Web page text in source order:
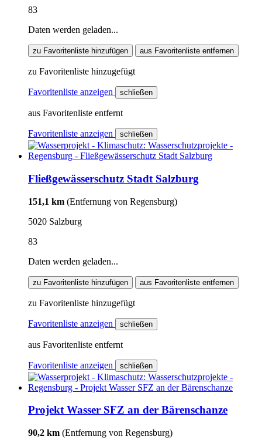
83
Daten werden geladen...
zu Favoritenliste hinzufügen aus Favoritenliste entfernen
zu Favoritenliste hinzugefügt
Favoritenliste anzeigen schließen
aus Favoritenliste entfernt
Favoritenliste anzeigen schließen
Fließgewässerschutz Stadt Salzburg
151,1 km (Entfernung von Regensburg)
5020 Salzburg
83
Daten werden geladen...
zu Favoritenliste hinzufügen aus Favoritenliste entfernen
zu Favoritenliste hinzugefügt
Favoritenliste anzeigen schließen
aus Favoritenliste entfernt
Favoritenliste anzeigen schließen
Projekt Wasser SFZ an der Bärenschanze
90,2 km (Entfernung von Regensburg)